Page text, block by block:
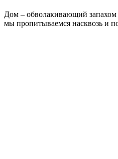
Дом – обволакивающий
мы пропитываемся насквозь и